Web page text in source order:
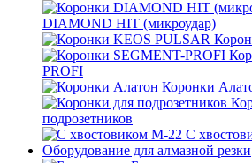
DIAMOND HIT (микроудар)
PROFI
Коронки
подрозетников
С
Оборудование для алмазной резки